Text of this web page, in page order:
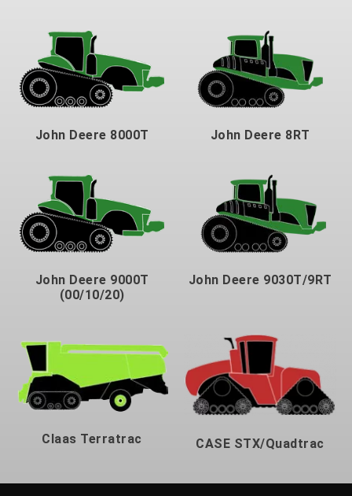
John Deere 8000T John Deere 8RT
John Deere 9000T
(00/10/20)
John Deere 9030T/9RT
Claas Terratrac CASE STX/Quadtrac